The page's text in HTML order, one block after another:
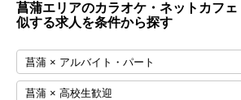
菖蒲エリアのカラオケ・ネットカフ
似する求人を条件から探す
菖蒲 × アルバイト・パート
菖蒲 × 高校生歓迎